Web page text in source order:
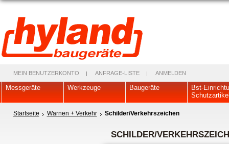
MEIN BENUTZERKONTO ANFRAGE-LISTE ANMELDEN
Messgeräte Werkzeuge Baugeräte
Bst-
Startseite Warnen + Verkehr Schilder/Verkehrszeichen
SCHILDER/